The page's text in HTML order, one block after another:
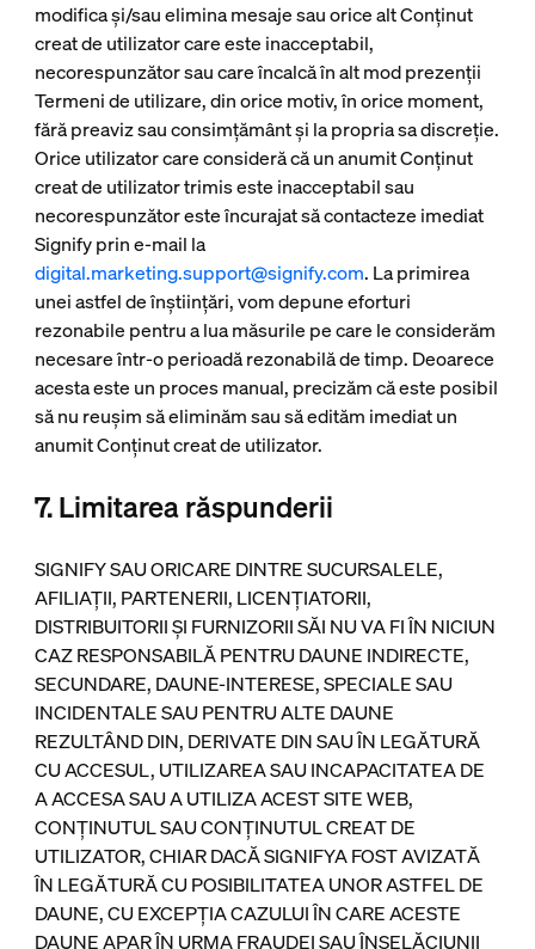
modifica și/sau elimina mesaje sau orice alt Conținut
creat de utilizator care este inacceptabil,
necorespunzător sau care încalcă în alt mod prezenții
Termeni de utilizare, din orice motiv, în orice moment,
fără preaviz sau consimțământ și la propria sa discreție.
Orice utilizator care consideră că un anumit Conținut
creat de utilizator trimis este inacceptabil sau
necorespunzător este încurajat să contacteze imediat
Signify prin e-mail la
digital.marketing.support@signify.com. La primirea
unei astfel de înștiințări, vom depune eforturi
rezonabile pentru a lua măsurile pe care le considerăm
necesare într-o perioadă rezonabilă de timp. Deoarece
acesta este un proces manual, precizăm că este posibil
să nu reușim să eliminăm sau să edităm imediat un
anumit Conținut creat de utilizator.
7. Limitarea răspunderii
SIGNIFY SAU ORICARE DINTRE SUCURSALELE,
AFILIAȚII, PARTENERII, LICENȚIATORII,
DISTRIBUITORII ȘI FURNIZORII SĂI NU VA FI ÎN NICIUN
CAZ RESPONSABILĂ PENTRU DAUNE INDIRECTE,
SECUNDARE, DAUNE-INTERESE, SPECIALE SAU
INCIDENTALE SAU PENTRU ALTE DAUNE
REZULTÂND DIN, DERIVATE DIN SAU ÎN LEGĂTURĂ
CU ACCESUL, UTILIZAREA SAU INCAPACITATEA DE
A ACCESA SAU A UTILIZA ACEST SITE WEB,
CONȚINUTUL SAU CONȚINUTUL CREAT DE
UTILIZATOR, CHIAR DACĂ SIGNIFYA FOST AVIZATĂ
ÎN LEGĂTURĂ CU POSIBILITATEA UNOR ASTFEL DE
DAUNE, CU EXCEPȚIA CAZULUI ÎN CARE ACESTE
DAUNE APAR ÎN URMA FRAUDEI SAU ÎNȘELĂCIUNII